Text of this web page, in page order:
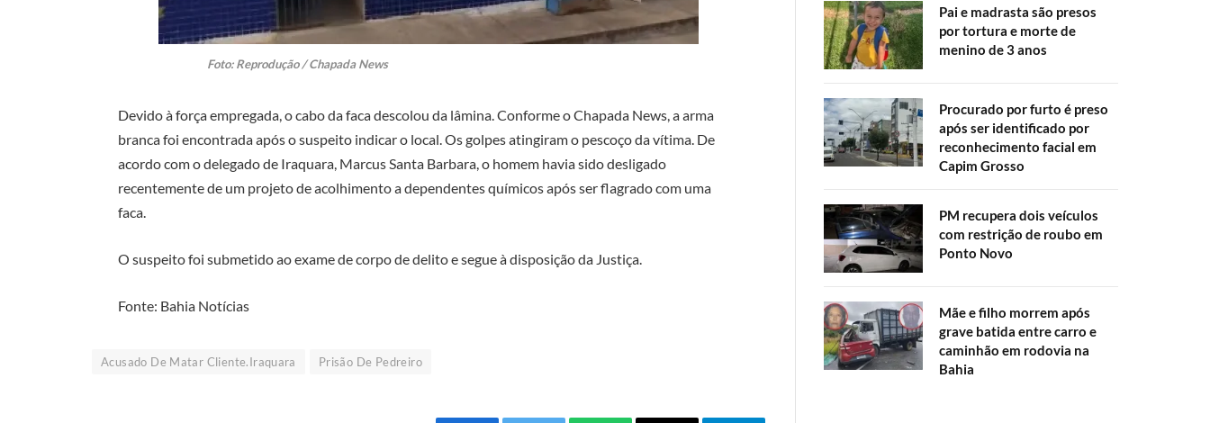
Foto: Reprodução / Chapada News
Devido à força empregada, o cabo da faca descolou da lâmina. Conforme o Chapada News, a arma
branca foi encontrada após o suspeito indicar o local. Os golpes atingiram o pescoço da vítima. De
acordo com o delegado de Iraquara, Marcus Santa Barbara, o homem havia sido desligado
recentemente de um projeto de acolhimento a dependentes químicos após ser flagrado com uma
faca.
O suspeito foi submetido ao exame de corpo de delito e segue à disposição da Justiça.
Fonte: Bahia Notícias
Acusado De Matar Cliente.Iraquara Prisão De Pedreiro
Pai e madrasta são presos
por tortura e morte de
menino de 3 anos
Procurado por furto é preso
após ser identificado por
reconhecimento facial em
Capim Grosso
PM recupera dois veículos
com restrição de roubo em
Ponto Novo
Mãe e filho morrem após
grave batida entre carro e
caminhão em rodovia na
Bahia